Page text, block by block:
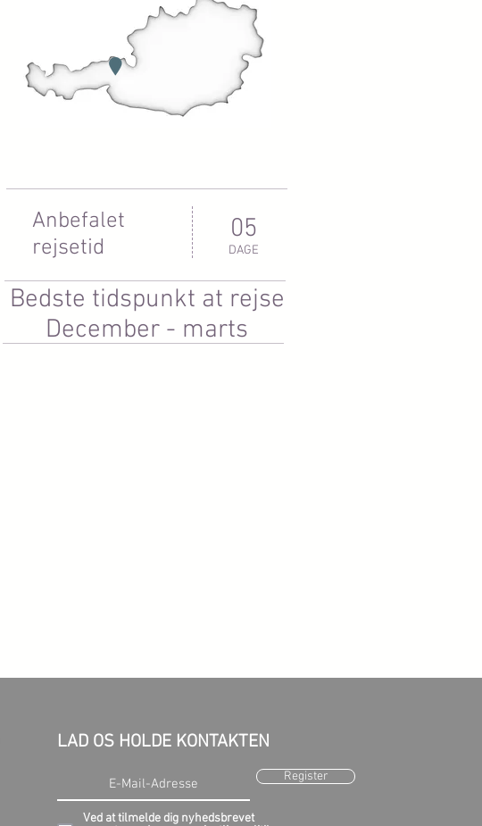
Anbefalet
rejsetid
05
DAGE
Bedste tidspunkt at rejse
December - marts
LAD OS HOLDE KONTAKTEN
Register
Ved at tilmelde dig nyhedsbrevet